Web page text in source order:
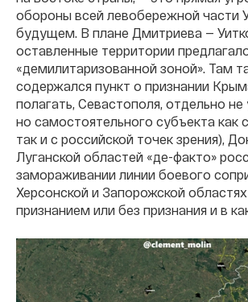
обороны всей левобережной части
будущем. В плане Дмитриева —
оставленные территории
«демилитаризованной зоной». Там
содержался пункт о признании
полагать, Севастополя, отдельно не
но самостоятельного субъекта как
так и с российской точек зрения),
Луганской областей «де-факто»
замораживании линии боевого
Херсонской и Запорожской
признанием или без признания и в